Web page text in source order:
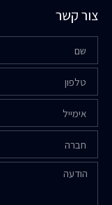
צור קשר